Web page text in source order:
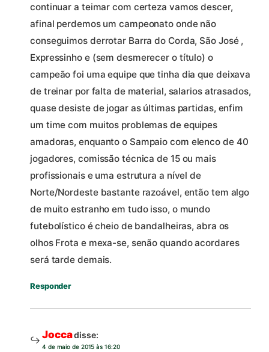
continuar a teimar com certeza vamos descer,
afinal perdemos um campeonato onde não
conseguimos derrotar Barra do Corda, São José ,
Expressinho e (sem desmerecer o título) o
campeão foi uma equipe que tinha dia que deixava
de treinar por falta de material, salarios atrasados,
quase desiste de jogar as últimas partidas, enfim
um time com muitos problemas de equipes
amadoras, enquanto o Sampaio com elenco de 40
jogadores, comissão técnica de 15 ou mais
profissionais e uma estrutura a nível de
Norte/Nordeste bastante razoável, então tem algo
de muito estranho em tudo isso, o mundo
futebolístico é cheio de bandalheiras, abra os
olhos Frota e mexa-se, senão quando acordares
será tarde demais.
Responder
Joccadisse:
4 de maio de 2015 às 16:20